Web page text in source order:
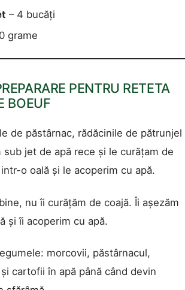
CAUTA
– 4 bucăți
grame
PENTRU RETETA
BOEUF
de păstârnac, rădăcinile de pătrunjel
sub jet de apă rece și le curățam de
o oală și le acoperim cu apă.
nu îi curățăm de coajă. Îi așezăm
și îi acoperim cu apă.
morcovii, păstârnacul,
cartofii în apă până când devin